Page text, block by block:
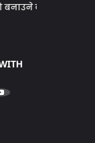
गर्‍यो : मिराज